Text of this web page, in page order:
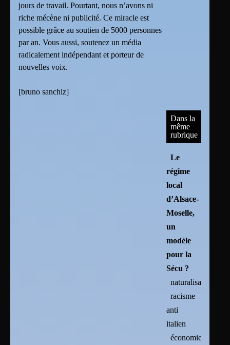
jours de travail. Pourtant, nous n’avons ni
riche mécène ni publicité. Ce miracle est
possible grâce au soutien de 5000 personnes
par an. Vous aussi, soutenez un média
radicalement indépendant et porteur de
nouvelles voix.
[bruno sanchiz]
Dans la
même
rubrique
Le
régime
local
d’Alsace-
Moselle,
un
modèle
pour la
Sécu ?
naturalisation
racisme
anti
italien
économie